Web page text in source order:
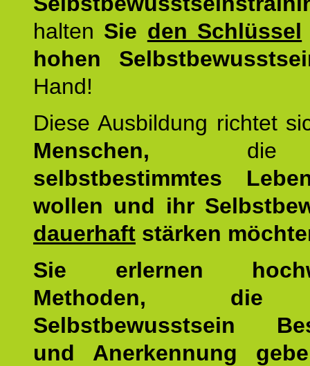
halten Sie den Schlüssel
hohen
Hand!
Diese Ausbildung richtet
Menschen,
selbstbestimmtes
wollen und ihr
dauerhaft stärken
Sie erlernen
Methoden, die
Selbstbewusstsein
und Anerkennung